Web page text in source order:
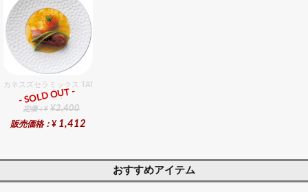
カネスズセラミックス TATAKI27cmディナー
総合ﾗﾝｷﾝｸﾞ
定価：¥ ¥2,400
販売価格：¥ 1,412
- SOLD OUT -
おすすめアイテム